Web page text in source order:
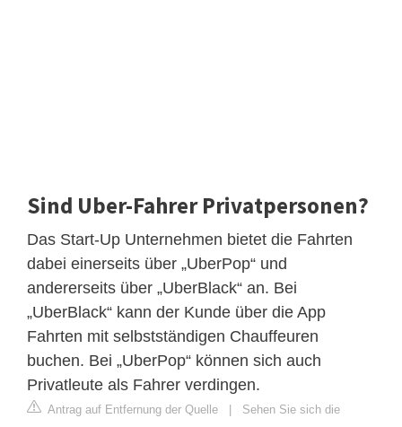
Sind Uber-Fahrer Privatpersonen?
Das Start-Up Unternehmen bietet die Fahrten
dabei einerseits über „UberPop“ und
andererseits über „UberBlack“ an. Bei
„UberBlack“ kann der Kunde über die App
Fahrten mit selbstständigen Chauffeuren
buchen. Bei „UberPop“ können sich auch
Privatleute als Fahrer verdingen.
Antrag auf Entfernung der Quelle | Sehen Sie sich die